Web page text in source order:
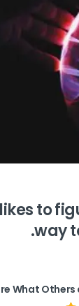
to
way
What Others